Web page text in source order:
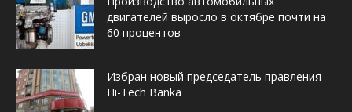
двигателей выросло в октябре почти на
60 процентов
Избран новый председатель правления
Hi-Tech Banka